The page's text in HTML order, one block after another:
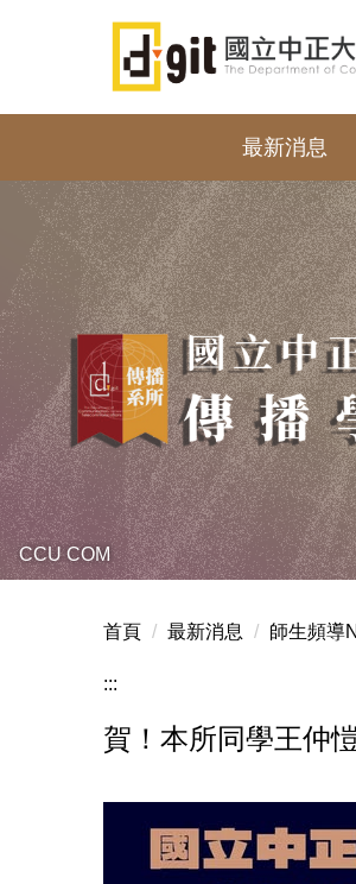
區
最新消息
CCU COM
首頁 最新消息 師生頻導
:::
賀！本所同學王仲